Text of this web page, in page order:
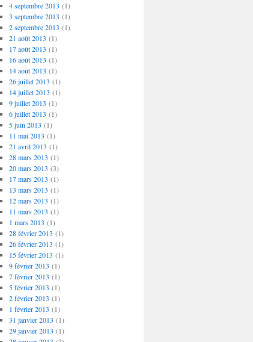
4 septembre 2013 (1)
3 septembre 2013 (1)
2 septembre 2013 (1)
21 août 2013 (1)
17 août 2013 (1)
16 août 2013 (1)
14 août 2013 (1)
26 juillet 2013 (1)
14 juillet 2013 (1)
9 juillet 2013 (1)
6 juillet 2013 (1)
5 juin 2013 (1)
11 mai 2013 (1)
21 avril 2013 (1)
28 mars 2013 (1)
20 mars 2013 (3)
17 mars 2013 (1)
13 mars 2013 (1)
12 mars 2013 (1)
11 mars 2013 (1)
1 mars 2013 (1)
28 février 2013 (1)
26 février 2013 (1)
15 février 2013 (1)
9 février 2013 (1)
7 février 2013 (1)
5 février 2013 (1)
2 février 2013 (1)
1 février 2013 (1)
31 janvier 2013 (1)
29 janvier 2013 (1)